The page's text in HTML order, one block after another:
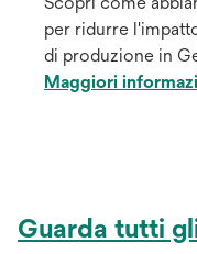
per ridurre
di produzione in
Maggiori
Guarda tutti